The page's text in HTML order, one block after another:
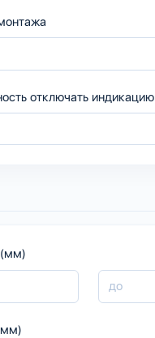
отключать индикацию